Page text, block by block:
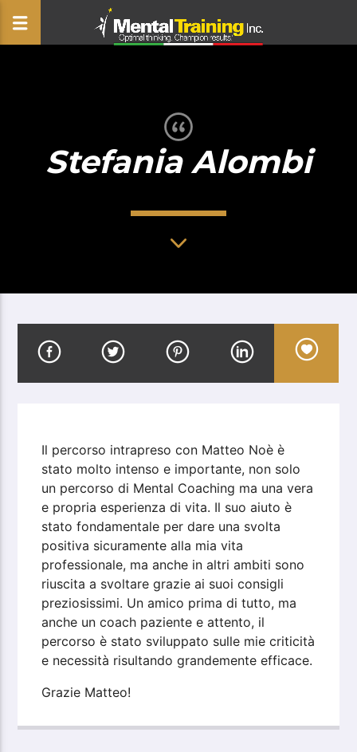
Stefania Alombi
Il percorso intrapreso con Matteo Noè è
stato molto intenso e importante, non solo
un percorso di Mental Coaching ma una vera
e propria esperienza di vita. Il suo aiuto è
stato fondamentale per dare una svolta
positiva sicuramente alla mia vita
professionale, ma anche in altri ambiti sono
riuscita a svoltare grazie ai suoi consigli
preziosissimi. Un amico prima di tutto, ma
anche un coach paziente e attento, il
percorso è stato sviluppato sulle mie criticità
e necessità risultando grandemente efficace.
Grazie Matteo!